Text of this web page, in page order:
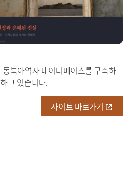
북아역사 데이터베이스를 구축하
고 있습니다.
사이트 바로가기